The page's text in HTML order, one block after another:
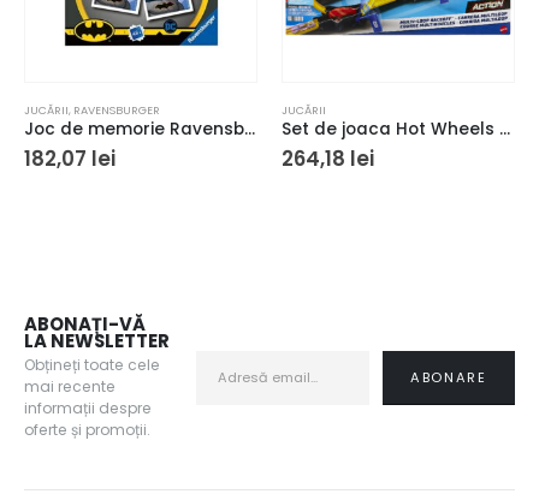
JUCĂRII, RAVENSBURGER
Joc de memorie Ravensburger Memory Batman
182,07 lei
JUCĂRII
Set de joaca Hot Wheels Action – Pista buclelor duble
264,18 lei
ABONAȚI-VĂ
LA NEWSLETTER
Obțineți toate cele
mai recente
informații despre
oferte și promoții.